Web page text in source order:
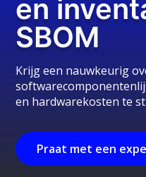
en
SBOM
Krijg een nauwkeurig
en hardwarekosten te
Praat met een